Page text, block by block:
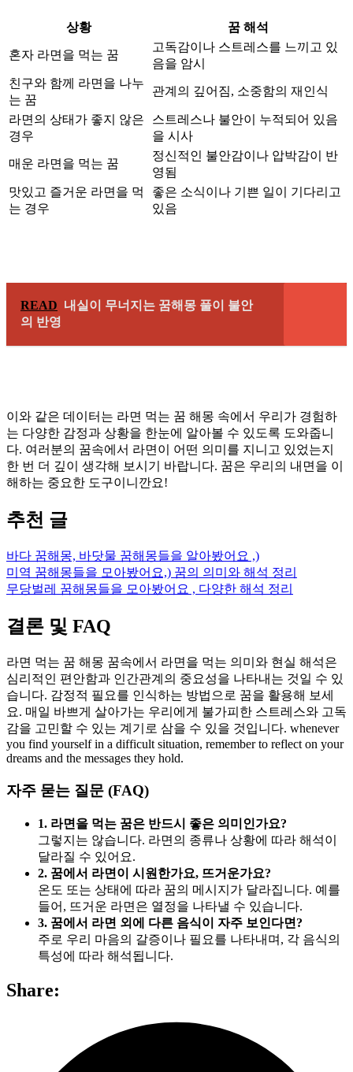
상황 꿈 해석
혼자 라면을 먹는 꿈
고독감이나 스트레스를 느끼고 있
음을 암시
친구와 함께 라면을 나누
는 꿈
관계의 깊어짐, 소중함의 재인식
라면의 상태가 좋지 않은
경우
스트레스나 불안이 누적되어 있음
을 시사
매운 라면을 먹는 꿈
정신적인 불안감이나 압박감이 반
영됨
맛있고 즐거운 라면을 먹
는 경우
좋은 소식이나 기쁜 일이 기다리고
있음
READ 내실이 무너지는 꿈해몽 풀이 불안
의 반영
이와 같은 데이터는 라면 먹는 꿈 해몽 속에서 우리가 경험하
는 다양한 감정과 상황을 한눈에 알아볼 수 있도록 도와줍니
다. 여러분의 꿈속에서 라면이 어떤 의미를 지니고 있었는지
한 번 더 깊이 생각해 보시기 바랍니다. 꿈은 우리의 내면을 이
해하는 중요한 도구이니깐요!
추천 글
바다 꿈해몽, 바닷물 꿈해몽들을 알아봤어요 ,)
미역 꿈해몽들을 모아봤어요,) 꿈의 의미와 해석 정리
무당벌레 꿈해몽들을 모아봤어요 , 다양한 해석 정리
결론 및 FAQ
라면 먹는 꿈 해몽 꿈속에서 라면을 먹는 의미와 현실 해석은
심리적인 편안함과 인간관계의 중요성을 나타내는 것일 수 있
습니다. 감정적 필요를 인식하는 방법으로 꿈을 활용해 보세
요. 매일 바쁘게 살아가는 우리에게 불가피한 스트레스와 고독
감을 고민할 수 있는 계기로 삼을 수 있을 것입니다. whenever
you find yourself in a difficult situation, remember to reflect on your
dreams and the messages they hold.
자주 묻는 질문 (FAQ)
1. 라면을 먹는 꿈은 반드시 좋은 의미인가요?
그렇지는 않습니다. 라면의 종류나 상황에 따라 해석이
달라질 수 있어요.
2. 꿈에서 라면이 시원한가요, 뜨거운가요?
온도 또는 상태에 따라 꿈의 메시지가 달라집니다. 예를
들어, 뜨거운 라면은 열정을 나타낼 수 있습니다.
3. 꿈에서 라면 외에 다른 음식이 자주 보인다면?
주로 우리 마음의 갈증이나 필요를 나타내며, 각 음식의
특성에 따라 해석됩니다.
Share: